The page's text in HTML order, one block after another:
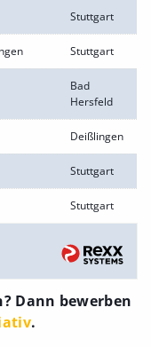
Stuttgart
Stuttgart
Bad
Hersfeld
Deißlingen
Stuttgart
Stuttgart
Dann bewerben
.